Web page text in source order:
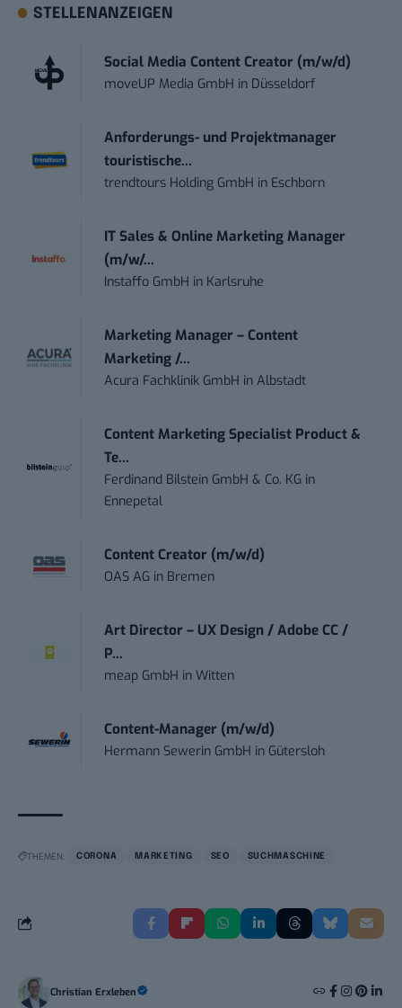
STELLENANZEIGEN
Social Media Content Creator (m/w/d)
moveUP Media GmbH in Düsseldorf
Anforderungs- und Projektmanager
touristische...
trendtours Holding GmbH in Eschborn
IT Sales & Online Marketing Manager
(m/w/...
Instaffo GmbH in Karlsruhe
Marketing Manager – Content
Marketing /...
Acura Fachklinik GmbH inAlbstadt
Content Marketing Specialist Product &
Te...
Ferdinand Bilstein GmbH & Co. KG in
Ennepetal
Content Creator (m/w/d)
OAS AG in Bremen
Art Director – UX Design / Adobe CC /
P...
meap GmbH inWitten
Content-Manager (m/w/d)
Hermann Sewerin GmbH in Gütersloh
THEMEN: CORONA MARKETING SEO SUCHMASCHINE
Christian Erxleben